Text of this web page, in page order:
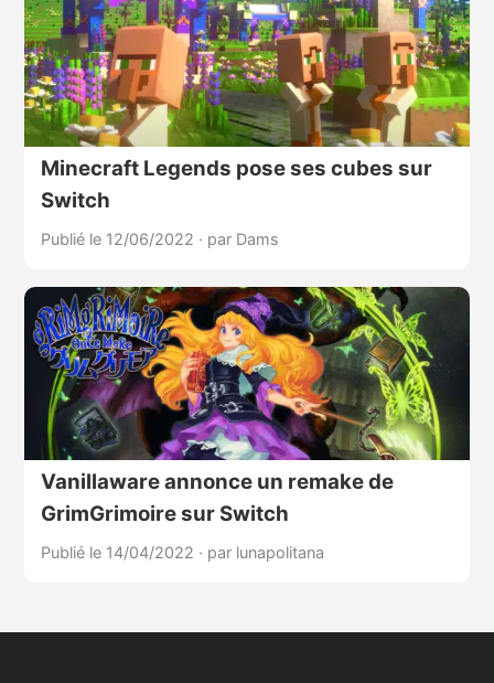
Minecraft Legends pose ses cubes sur
Switch
Publié le 12/06/2022 · par Dams
Vanillaware annonce un remake de
GrimGrimoire sur Switch
Publié le 14/04/2022 · par lunapolitana